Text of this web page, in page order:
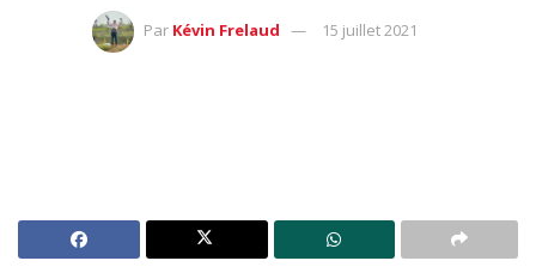
Par Kévin Frelaud 15 juillet 2021